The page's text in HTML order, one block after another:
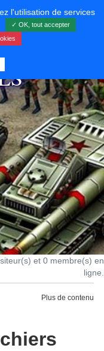
et 0 membre(s) en
ligne.
Plus de contenu
l'utilisation de services
✓ OK, tout accepter